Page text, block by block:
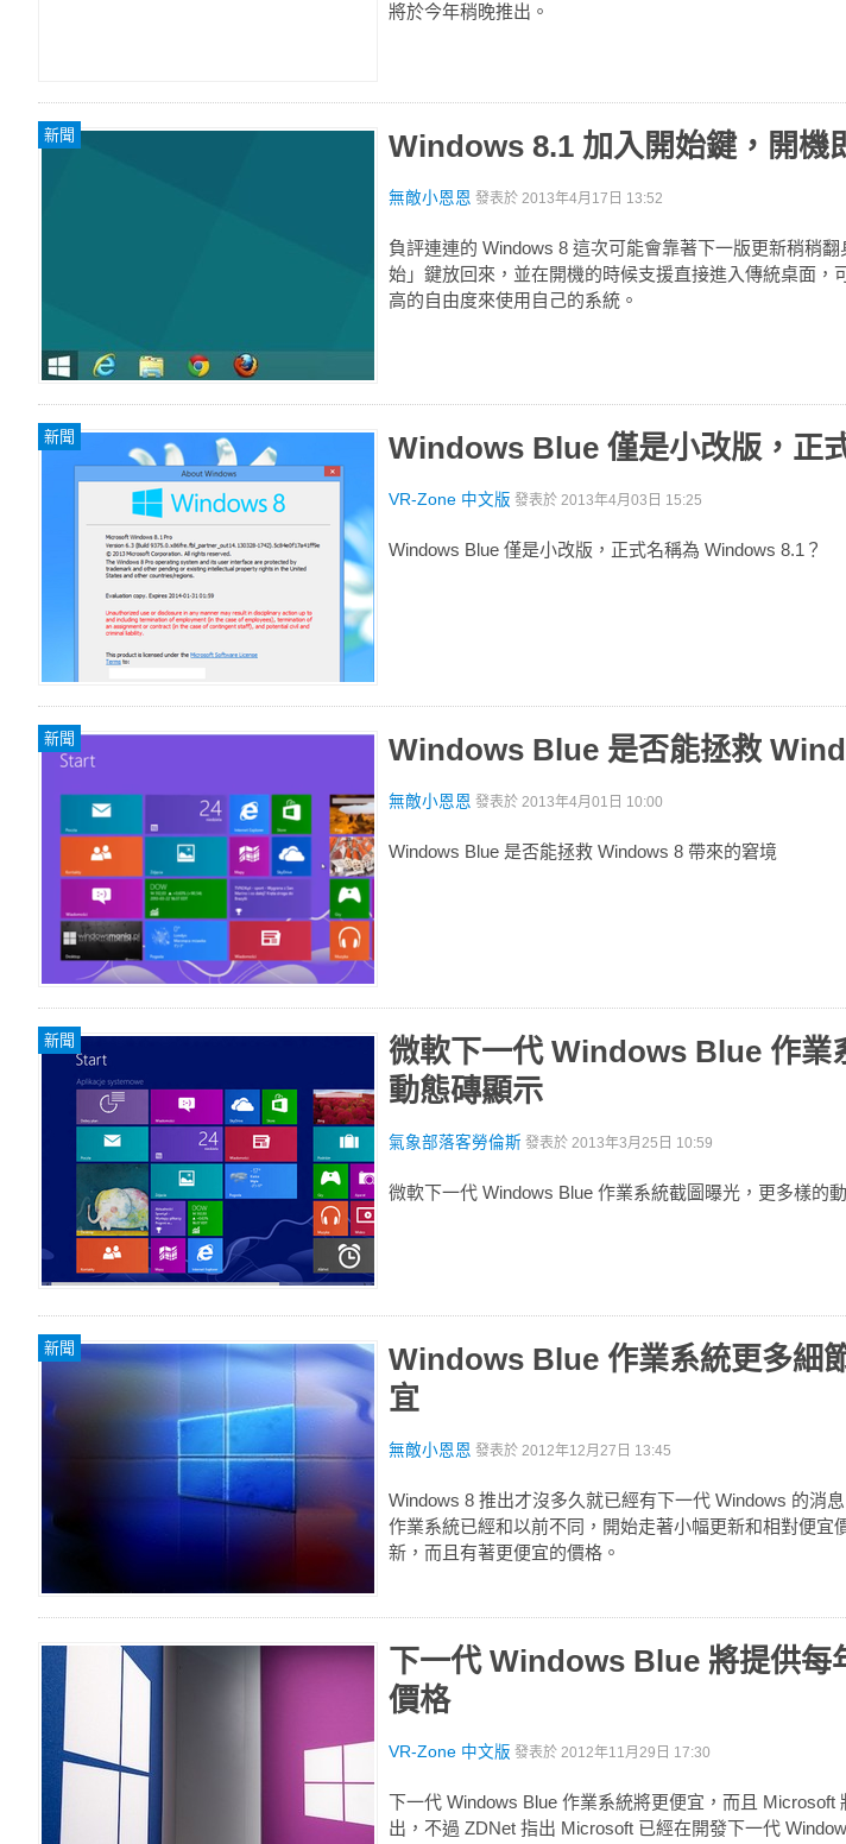
將於今年稍晚推出。
新聞 Windows 8.1 加入開始鍵，開機
無敵小恩恩 發表於 2013年4月17日 13:52
負評連連的 Windows 8 這次可能會靠著下一版更新稍稍
始」鍵放回來，並在開機的時候支援直接進入傳統桌面，
高的自由度來使用自己的系統。
新聞 Windows Blue 僅是小改版，正
VR-Zone 中文版 發表於 2013年4月03日 15:25
Windows Blue 僅是小改版，正式名稱為 Windows 8.1？
新聞 Windows Blue 是否能拯救
無敵小恩恩 發表於 2013年4月01日 10:00
Windows Blue 是否能拯救 Windows 8 帶來的窘境
新聞
微軟下一代 Windows Blue 作業
動態磚顯示
氣象部落客勞倫斯 發表於 2013年3月25日 10:59
微軟下一代 Windows Blue 作業系統截圖曝光，更多樣的
新聞
Windows Blue 作業系統更多細
宜
無敵小恩恩 發表於 2012年12月27日 13:45
Windows 8 推出才沒多久就已經有下一代 Windows 的消
作業系統已經和以前不同，開始走著小幅更新和相對便宜
新，而且有著更便宜的價格。
下一代 Windows Blue 將提供每
價格
VR-Zone 中文版 發表於 2012年11月29日 17:30
下一代 Windows Blue 作業系統將更便宜，而且
出，不過 ZDNet 指出 Microsoft 已經在開發下一代